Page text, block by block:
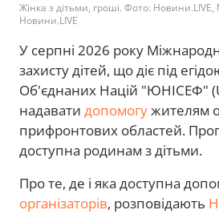
Жінка з дітьми, гроші. Фото:
Новини.LIVE
У серпні 2026 року
захисту дітей, що діє під
Об'єднаних Націй "ЮНІСЕФ"
надавати допомогужителям
прифронтових областей.
доступна родинам з дітьми.
Про те, де і яка доступна
організаторів, розповідають